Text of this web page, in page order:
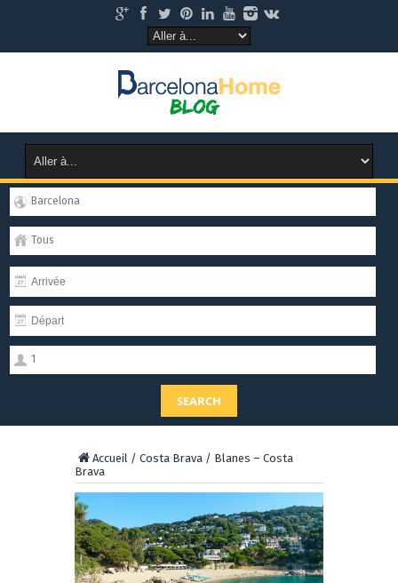
Barcelona
Tous
1
SEARCH
Accueil / Costa Brava / Blanes – Costa
Brava